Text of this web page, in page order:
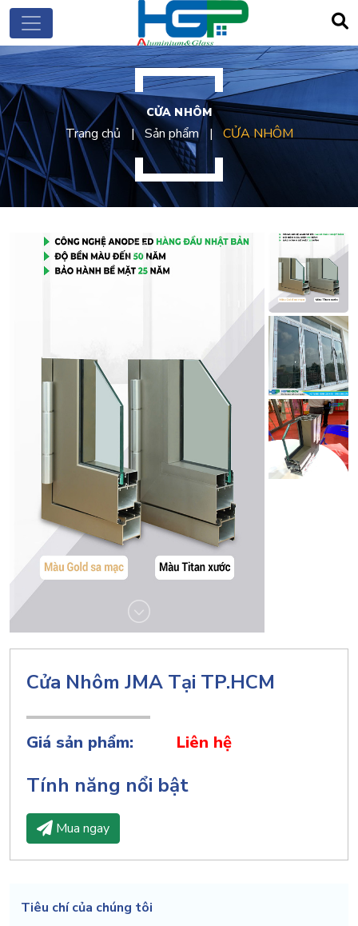
CỬA NHÔM
Trang chủ Sản phẩm CỬA NHÔM
Cửa Nhôm JMA Tại TP.HCM
Giá sản phẩm: Liên hệ
Tính năng nổi bật
Mua ngay
Tiêu chí của chúng tôi